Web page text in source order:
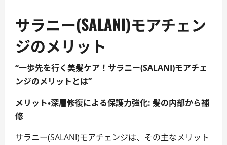
サラニー(SALANI)モアチェン
ジのメリット
“一歩先を行く美髪ケア！サラニー(SALANI)モアチェ
ンジのメリットとは”
メリット・深層修復による保護力強化: 髪の内部から補
修
サラニー(SALANI)モアチェンジは、その主なメリット